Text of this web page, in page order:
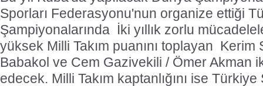
Sporları Federasyonu'nun organize ettiği
Şampiyonalarında İki yıllık zorlu
yüksek Milli Takım puanını toplayan
Babakol ve Cem Gazivekili / Ömer Akman
edecek. Milli Takım kaptanlığını ise Türkiye